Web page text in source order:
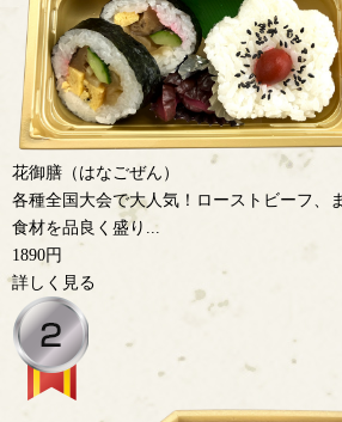
花御膳（はなごぜん）
各種全国大会で大人気！ローストビーフ、
食材を品良く盛り...
1890円
詳しく見る